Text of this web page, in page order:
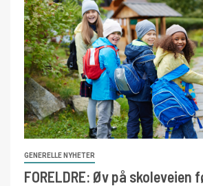
GENERELLE NYHETER
FORELDRE: Øv på skoleveien